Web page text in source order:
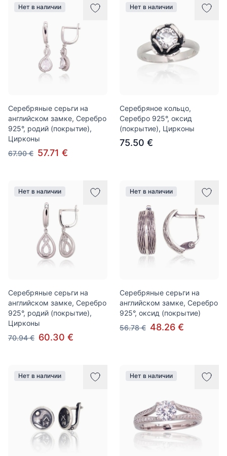
Нет в наличии
Серебряные серьги на
английском замке, Серебро
925°, родий (покрытие),
Цирконы
67.90 € 57.71 €
Нет в наличии
Серебряное кольцо,
Серебро 925°, оксид
(покрытие), Цирконы
75.50 €
Нет в наличии
Серебряные серьги на
английском замке, Серебро
925°, родий (покрытие),
Цирконы
70.94 € 60.30 €
Нет в наличии
Серебряные серьги на
английском замке, Серебро
925°, оксид (покрытие)
56.78 € 48.26 €
Нет в наличии Нет в наличии